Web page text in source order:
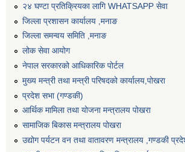
२४ घण्टा प्रतिक्रियका लागि WHATSAPP सेवा
जिल्ला प्रशासन कार्यालय ,मनाङ
जिल्ला समन्वय समिति ,मनाङ
लोक सेवा आयोग
नेपाल सरकारको आधिकारिक पोर्टल
मुख्य मन्त्री तथा मन्त्री परिषदको कार्यालय,पोखरा
प्रदेश सभा (गण्डकी)
आर्थिक मामिला तथा योजना मन्त्रालय पोखरा
सामाजिक बिकास मन्त्रालय पोखरा
उद्योग पर्यटन वन तथा वातावरण मन्त्रालय ,गण्डकी